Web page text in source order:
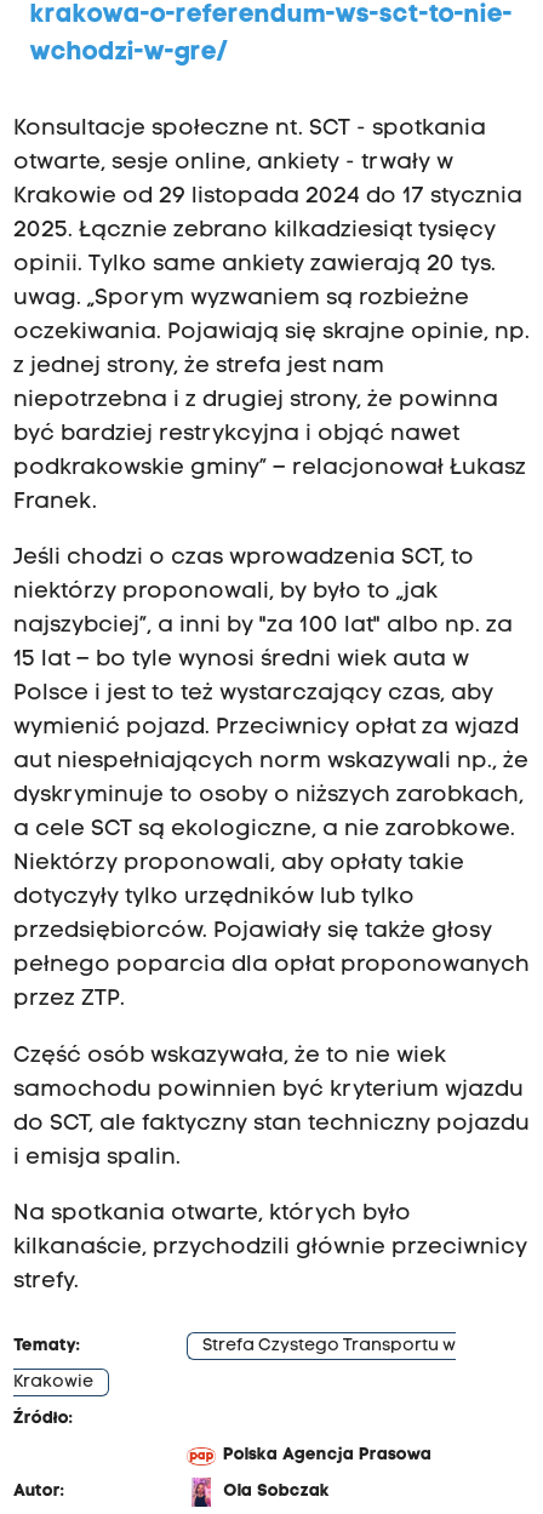
krakowa-o-referendum-ws-sct-to-nie-
wchodzi-w-gre/
Konsultacje społeczne nt. SCT - spotkania
otwarte, sesje online, ankiety - trwały w
Krakowie od 29 listopada 2024 do 17 stycznia
2025. Łącznie zebrano kilkadziesiąt tysięcy
opinii. Tylko same ankiety zawierają 20 tys.
uwag. „Sporym wyzwaniem są rozbieżne
oczekiwania. Pojawiają się skrajne opinie, np.
z jednej strony, że strefa jest nam
niepotrzebna i z drugiej strony, że powinna
być bardziej restrykcyjna i objąć nawet
podkrakowskie gminy” – relacjonował Łukasz
Franek.
Jeśli chodzi o czas wprowadzenia SCT, to
niektórzy proponowali, by było to „jak
najszybciej”, a inni by "za 100 lat" albo np. za
15 lat – bo tyle wynosi średni wiek auta w
Polsce i jest to też wystarczający czas, aby
wymienić pojazd. Przeciwnicy opłat za wjazd
aut niespełniających norm wskazywali np., że
dyskryminuje to osoby o niższych zarobkach,
a cele SCT są ekologiczne, a nie zarobkowe.
Niektórzy proponowali, aby opłaty takie
dotyczyły tylko urzędników lub tylko
przedsiębiorców. Pojawiały się także głosy
pełnego poparcia dla opłat proponowanych
przez ZTP.
Część osób wskazywała, że to nie wiek
samochodu powinnien być kryterium wjazdu
do SCT, ale faktyczny stan techniczny pojazdu
i emisja spalin.
Na spotkania otwarte, których było
kilkanaście, przychodzili głównie przeciwnicy
strefy.
Tematy:
Strefa Czystego Transportu w
Krakowie
Źródło:
Polska Agencja Prasowa
Autor:
Ola Sobczak